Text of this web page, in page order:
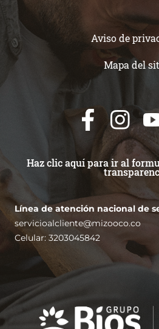
Aviso de
Mapa del
Haz clic aquí para ir al
Línea de atención nacional de
servicioalcliente@mizooco.co
Celular: 3203045842